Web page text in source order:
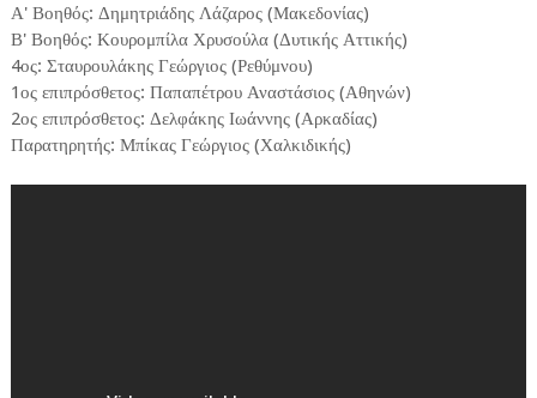
Α' Βοηθός: Δημητριάδης Λάζαρος (Μακεδονίας)
Β' Βοηθός: Κουρομπίλα Χρυσούλα (Δυτικής Αττικής)
4ος: Σταυρουλάκης Γεώργιος (Ρεθύμνου)
1ος επιπρόσθετος: Παπαπέτρου Αναστάσιος (Αθηνών)
2ος επιπρόσθετος: Δελφάκης Ιωάννης (Αρκαδίας)
Παρατηρητής: Μπίκας Γεώργιος (Χαλκιδικής)